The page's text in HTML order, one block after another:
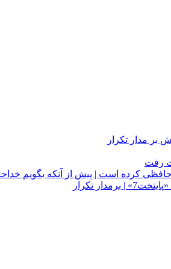
کرده است | پیش از آنکه بگویم
تکرار